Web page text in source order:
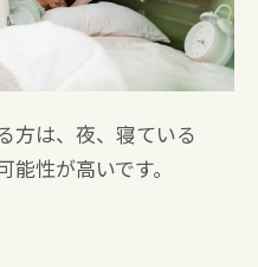
方は、夜、寝ている
性が高いです。